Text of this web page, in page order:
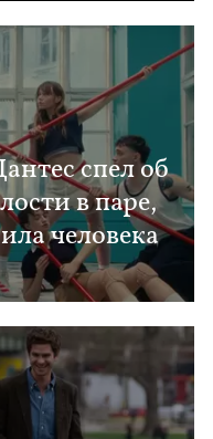
спел об
в паре,
человека